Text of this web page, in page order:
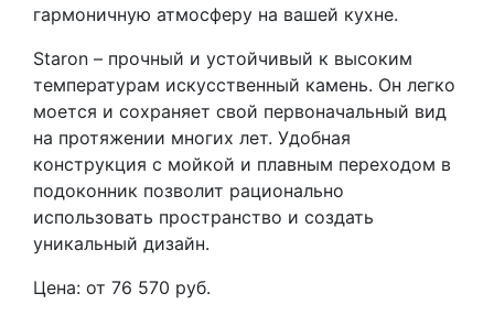
гармоничную атмосферу на вашей кухне.
Staron – прочный и устойчивый к высоким
температурам искусственный камень. Он легко
моется и сохраняет свой первоначальный вид
на протяжении многих лет. Удобная
конструкция с мойкой и плавным переходом в
подоконник позволит рационально
использовать пространство и создать
уникальный дизайн.
Цена: от 76 570 руб.